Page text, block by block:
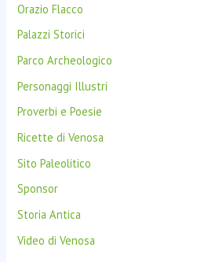
Orazio Flacco
Palazzi Storici
Parco Archeologico
Personaggi Illustri
Proverbi e Poesie
Ricette di Venosa
Sito Paleolitico
Sponsor
Storia Antica
Video di Venosa